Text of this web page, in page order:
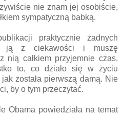
nie znam jej osobiście,
sympatyczną babką.
praktycznie żadnych
ją z ciekawości i muszę
nią całkiem przyjemnie czas.
to, co działo się w życiu
została pierwszą damą. Nie
by o tym przeczytać.
Obama powiedziała na temat